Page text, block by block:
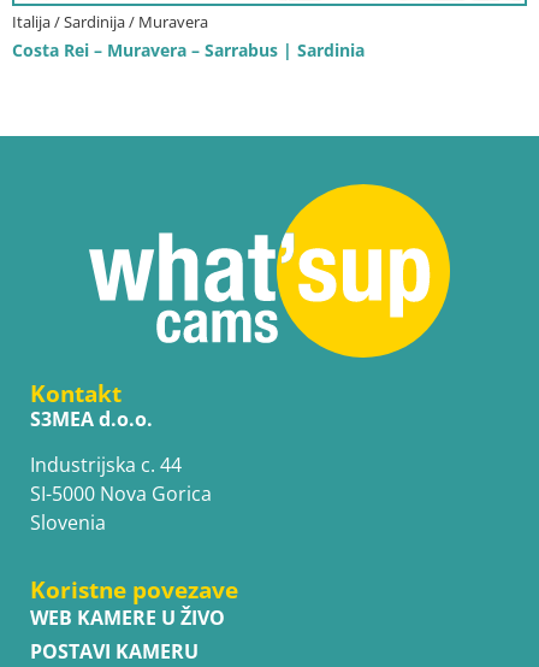
Italija / Sardinija / Muravera
Costa Rei – Muravera – Sarrabus | Sardinia
Kontakt
S3MEA d.o.o.
Industrijska c. 44
SI-5000 Nova Gorica
Slovenia
Koristne povezave
WEB KAMERE U ŽIVO
POSTAVI KAMERU